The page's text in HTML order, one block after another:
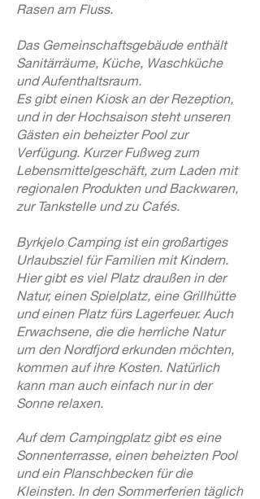
Rasen am Fluss.
Das Gemeinschaftsgebäude enthält
Sanitärräume, Küche, Waschküche
und Aufenthaltsraum.
Es gibt einen Kiosk an der Rezeption,
und in der Hochsaison steht unseren
Gästen ein beheizter Pool zur
Verfügung. Kurzer Fußweg zum
Lebensmittelgeschäft, zum Laden mit
regionalen Produkten und Backwaren,
zur Tankstelle und zu Cafés.
Byrkjelo Camping ist ein großartiges
Urlaubsziel für Familien mit Kindern.
Hier gibt es viel Platz draußen in der
Natur, einen Spielplatz, eine Grillhütte
und einen Platz fürs Lagerfeuer. Auch
Erwachsene, die die herrliche Natur
um den Nordfjord erkunden möchten,
kommen auf ihre Kosten. Natürlich
kann man auch einfach nur in der
Sonne relaxen.
Auf dem Campingplatz gibt es eine
Sonnenterrasse, einen beheizten Pool
und ein Planschbecken für die
Kleinsten. In den Sommerferien täglich